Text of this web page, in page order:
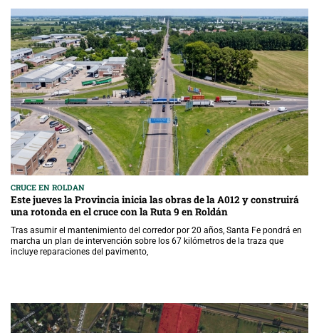
CRUCE EN ROLDAN
Este jueves la Provincia inicia las obras de la A012 y construirá
una rotonda en el cruce con la Ruta 9 en Roldán
Tras asumir el mantenimiento del corredor por 20 años, Santa Fe pondrá en
marcha un plan de intervención sobre los 67 kilómetros de la traza que
incluye reparaciones del pavimento,